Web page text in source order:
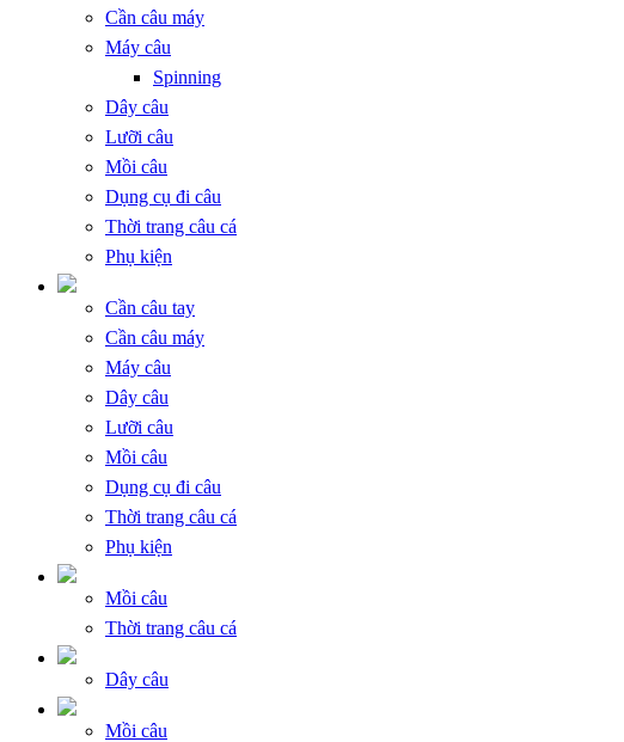
Cần câu máy
Máy câu
Spinning
Dây câu
Lưỡi câu
Mồi câu
Dụng cụ đi câu
Thời trang câu cá
Phụ kiện
Cần câu tay
Cần câu máy
Máy câu
Dây câu
Lưỡi câu
Mồi câu
Dụng cụ đi câu
Thời trang câu cá
Phụ kiện
Mồi câu
Thời trang câu cá
Dây câu
Mồi câu